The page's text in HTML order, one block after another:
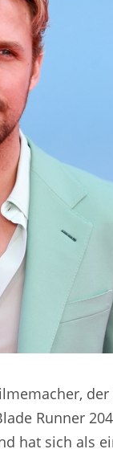
Runner
hat sich als